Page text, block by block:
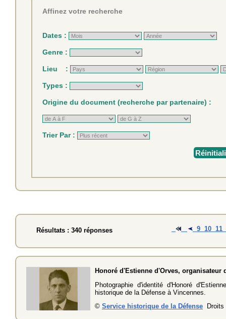
Affinez votre recherche
Dates :
Genre :
Lieu :
Types :
Origine du document (recherche par partenaire) :
Trier Par :
9 10 11
Résultats : 340 réponses
Honoré d'Estienne d'Orves, organisateur
Photographie d'identité d'Honoré
historique de la Défense à Vincennes.
© Service historique de la Défense Droits